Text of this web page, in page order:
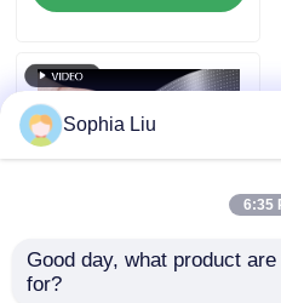
Kararlılıklı Yapıştırıcı
Sophia Liu
6:35
Good day, what product
for?